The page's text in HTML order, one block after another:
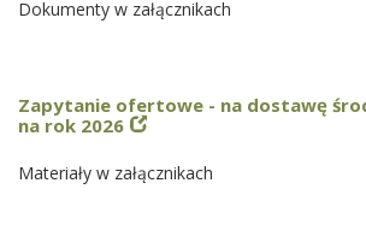
Dokumenty w załącznikach
Zapytanie ofertowe - na dostawę
na rok 2026
Materiały w załącznikach